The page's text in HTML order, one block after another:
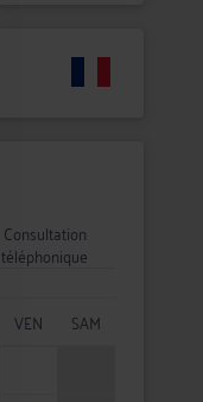
Consultation
téléphonique
VEN
SAM